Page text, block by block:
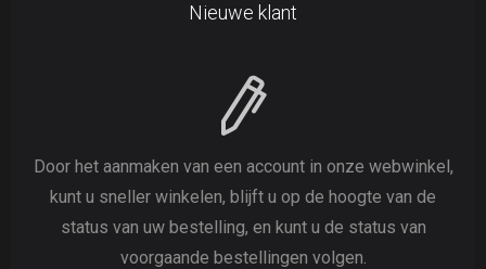
Nieuwe klant
Door het aanmaken van een account in onze webwinkel,
kunt u sneller winkelen, blijft u op de hoogte van de
status van uw bestelling, en kunt u de status van
voorgaande bestellingen volgen.